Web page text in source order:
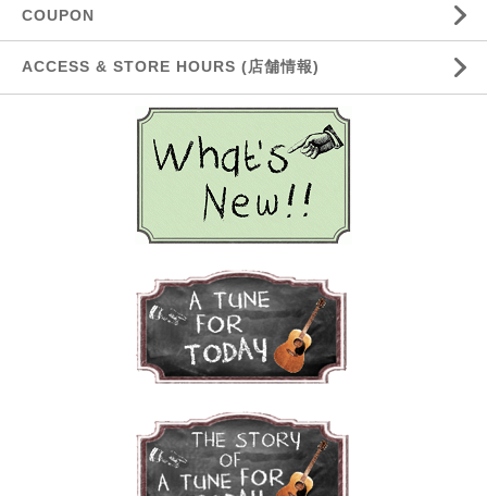
COUPON
ACCESS & STORE HOURS (店舗情報)